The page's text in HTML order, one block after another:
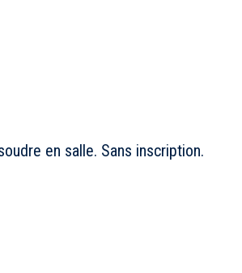
en salle. Sans inscription.